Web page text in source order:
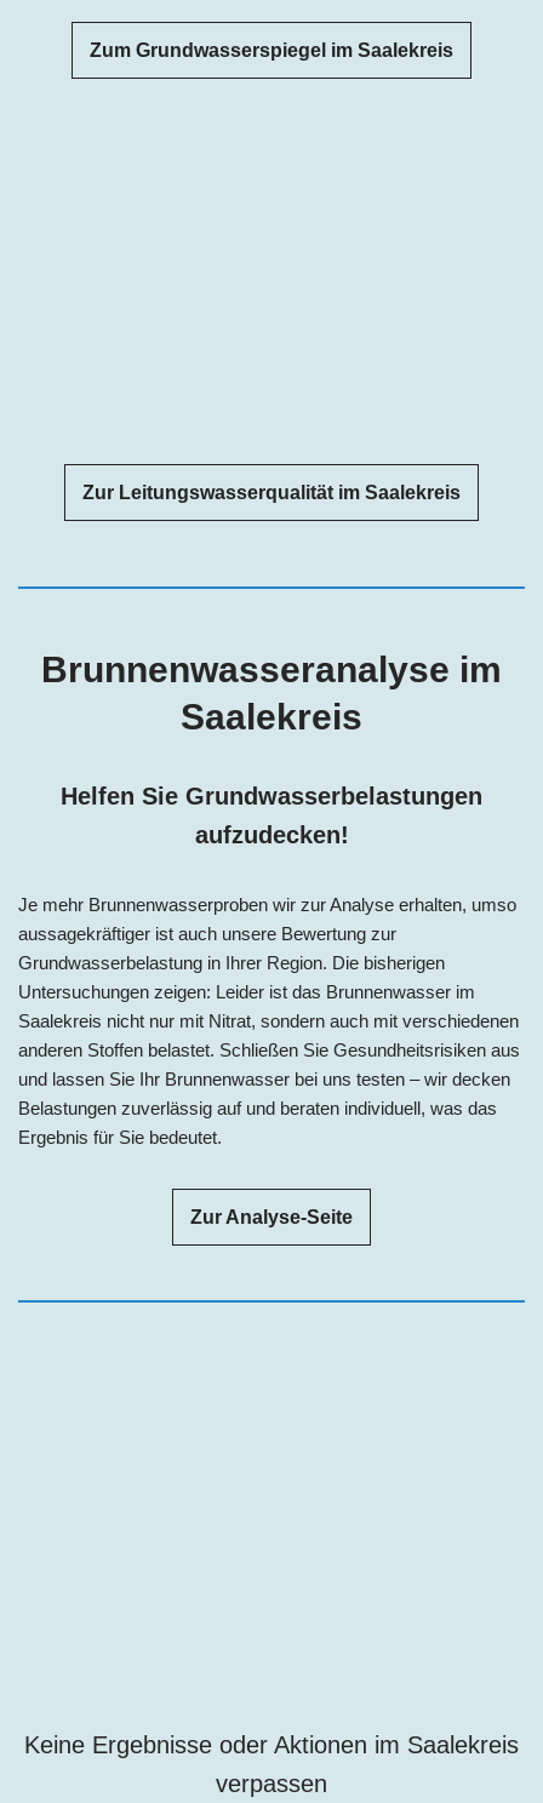
Zum Grundwasserspiegel im Saalekreis
Zur Leitungswasserqualität im Saalekreis
Brunnenwasseranalyse im
Saalekreis
Helfen Sie Grundwasserbelastungen
aufzudecken!
Je mehr Brunnenwasserproben wir zur Analyse erhalten, umso
aussagekräftiger ist auch unsere Bewertung zur
Grundwasserbelastung in Ihrer Region. Die bisherigen
Untersuchungen zeigen: Leider ist das Brunnenwasser im
Saalekreis nicht nur mit Nitrat, sondern auch mit verschiedenen
anderen Stoffen belastet. Schließen Sie Gesundheitsrisiken aus
und lassen Sie Ihr Brunnenwasser bei uns testen – wir decken
Belastungen zuverlässig auf und beraten individuell, was das
Ergebnis für Sie bedeutet.
Zur Analyse-Seite
Keine Ergebnisse oder Aktionen im Saalekreis
verpassen